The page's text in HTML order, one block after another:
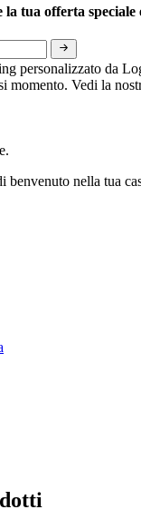
tua offerta speciale
personalizzato da
momento. Vedi la
benvenuto nella tua